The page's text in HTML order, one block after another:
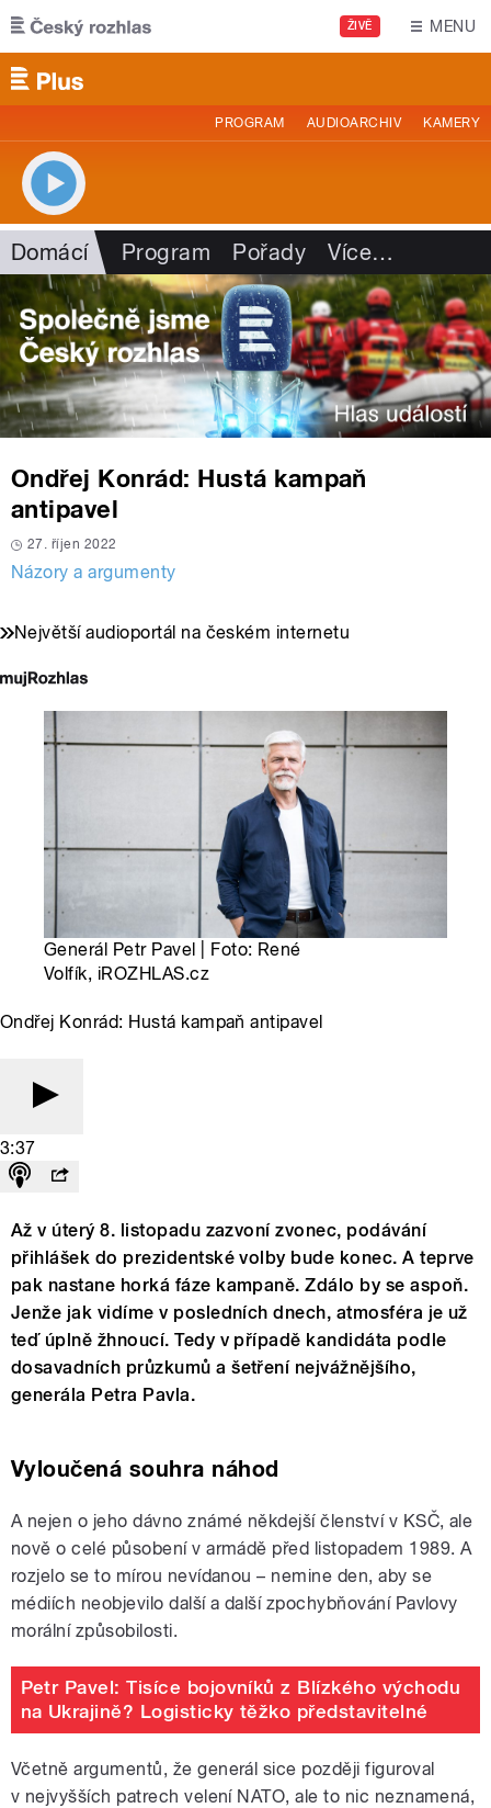
Přejít k hlavnímu obsahu
ŽIVĚ MENU
PROGRAM AUDIOARCHIV KAMERY
Domácí Program Pořady Více…
Ondřej Konrád: Hustá kampaň
antipavel
27. říjen 2022
Názory a argumenty
Největší audioportál na českém internetu
Generál Petr Pavel | Foto: René
Volfík, iROZHLAS.cz
Ondřej Konrád: Hustá kampaň antipavel
3:37
Až v úterý 8. listopadu zazvoní zvonec, podávání
přihlášek do prezidentské volby bude konec. A teprve
pak nastane horká fáze kampaně. Zdálo by se aspoň.
Jenže jak vidíme v posledních dnech, atmosféra je už
teď úplně žhnoucí. Tedy v případě kandidáta podle
dosavadních průzkumů a šetření nejvážnějšího,
generála Petra Pavla.
Vyloučená souhra náhod
A nejen o jeho dávno známé někdejší členství v KSČ, ale
nově o celé působení v armádě před listopadem 1989. A
rozjelo se to mírou nevídanou – nemine den, aby se
médiích neobjevilo další a další zpochybňování Pavlovy
morální způsobilosti.
Petr Pavel: Tisíce bojovníků z Blízkého východu
na Ukrajině? Logisticky těžko představitelné
Včetně argumentů, že generál sice později figuroval
v nejvyšších patrech velení NATO, ale to nic neznamená,